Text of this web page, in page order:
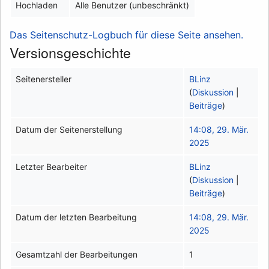
Hochladen Alle Benutzer (unbeschränkt)
Das Seitenschutz-Logbuch für diese Seite ansehen.
Versionsgeschichte
Seitenersteller
BLinz
(Diskussion
Beiträge)
Datum der Seitenerstellung
14:08, 29. Mär.
2025
Letzter Bearbeiter
BLinz
(Diskussion
Beiträge)
Datum der letzten Bearbeitung
14:08, 29. Mär.
2025
Gesamtzahl der Bearbeitungen 1